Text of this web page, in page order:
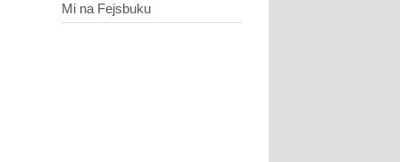
Mi na Fejsbuku